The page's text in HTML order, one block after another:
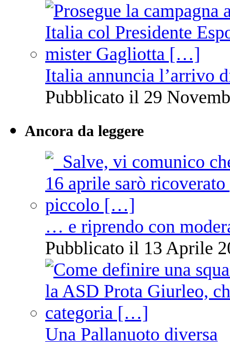
Italia annuncia l’arrivo
Pubblicato il 29
Ancora da leggere
… e riprendo con
Pubblicato il 13 Aprile
Una Pallanuoto diversa